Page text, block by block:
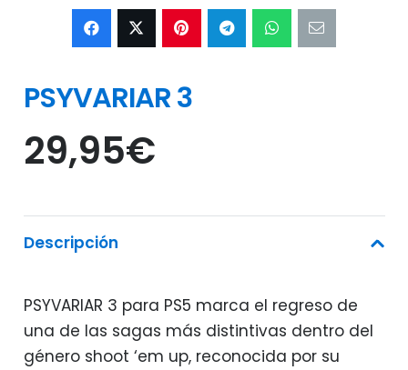
PSYVARIAR 3
29,95€
Descripción
PSYVARIAR 3 para PS5 marca el regreso de
una de las sagas más distintivas dentro del
género shoot ‘em up, reconocida por su